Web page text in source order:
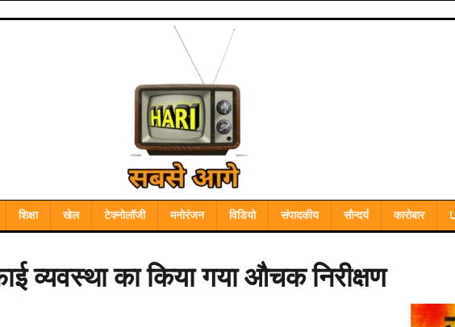
शिक्षा खेल टेक्नोलॉजी मनोरंजन विडियो संपादकीय सौन्दर्य कारोबार
व्यवस्था का किया गया औचक निरीक्षण